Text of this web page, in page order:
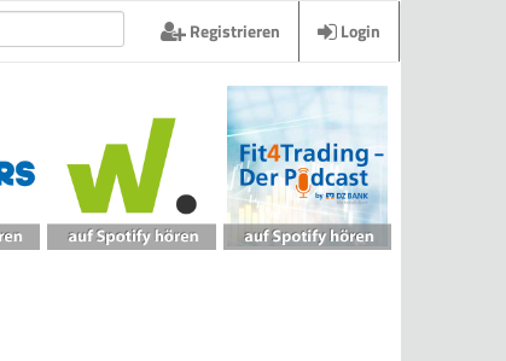
Registrieren Login